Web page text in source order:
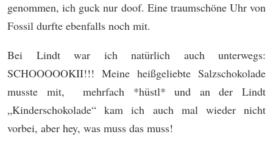
genommen, ich guck nur doof. Eine traumschöne Uhr von
Fossil durfte ebenfalls noch mit.
Bei Lindt war ich natürlich auch unterwegs:
SCHOOOOOKII!!! Meine heißgeliebte Salzschokolade
musste mit, mehrfach *hüstl* und an der Lindt
„Kinderschokolade“ kam ich auch mal wieder nicht
vorbei, aber hey, was muss das muss!